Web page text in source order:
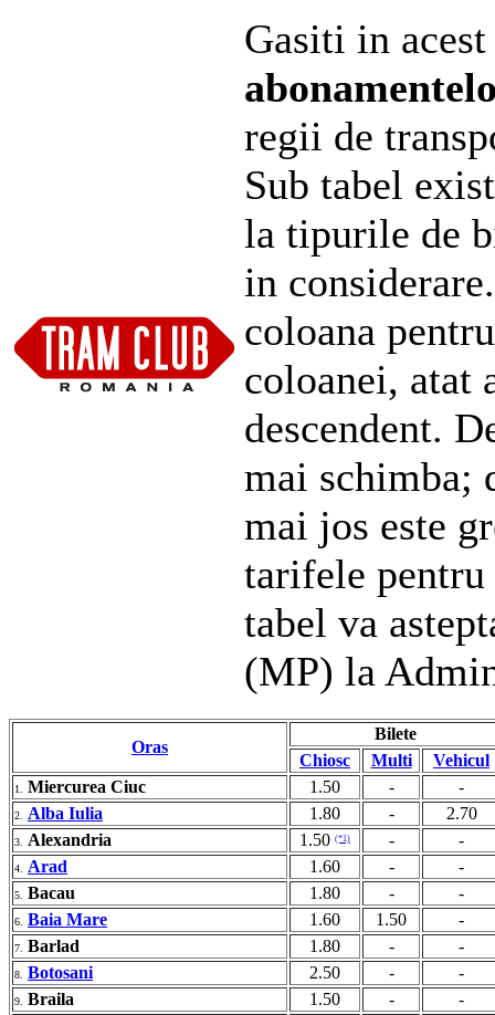
Gasiti in
regii de
Sub tabel
la tipurile de
in
coloana
coloanei, atat
descendent.
mai schimba;
mai jos este
tarifele pentru
tabel va
(MP) la
Oras
Bilete
Chiosc
Multi Vehicul
1. Miercurea Ciuc 1.50 - -
2. Alba Iulia 1.80 - 2.70
3. Alexandria 1.50 (*1) - -
4. Arad 1.60 - -
5. Bacau 1.80 - -
6. Baia Mare 1.60 1.50 -
7. Barlad 1.80 - -
8. Botosani 2.50 - -
9. Braila 1.50 - -